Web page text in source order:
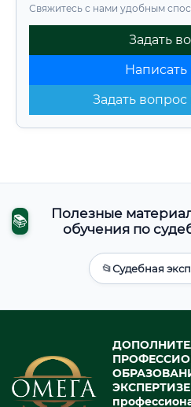
Свяжитесь с нами удобным
Задать
Написать
Задать
📚
Полезные
обучения по
📂Судебная
ЭКСПЕРТИЗЕ